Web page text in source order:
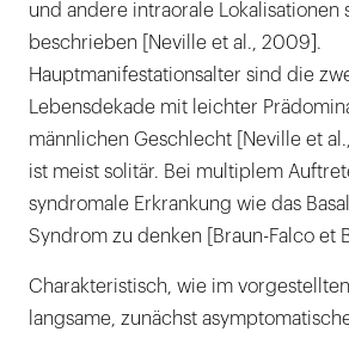
und andere intraorale Lokalisationen
beschrieben [Neville et al., 2009].
Hauptmanifestationsalter sind die
Lebensdekade mit leichter
männlichen Geschlecht [Neville et
ist meist solitär. Bei multiplem
syndromale Erkrankung wie das
Syndrom zu denken [Braun-Falco et
Charakteristisch, wie im
langsame, zunächst